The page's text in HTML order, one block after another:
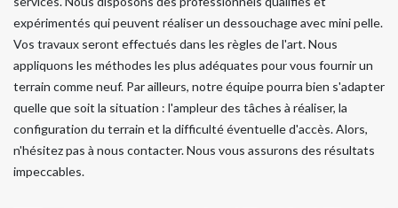
expérimentés qui peuvent réaliser un dessouchage avec mini pelle.
Vos travaux seront effectués dans les règles de l'art. Nous
appliquons les méthodes les plus adéquates pour vous fournir un
terrain comme neuf. Par ailleurs, notre équipe pourra bien s'adapter
quelle que soit la situation : l'ampleur des tâches à réaliser, la
configuration du terrain et la difficulté éventuelle d'accès. Alors,
n'hésitez pas à nous contacter. Nous vous assurons des résultats
impeccables.